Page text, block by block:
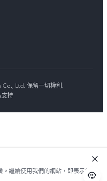
Ltd. 保留一切權利.
支持
繼續使用我們的網站，即表示您同